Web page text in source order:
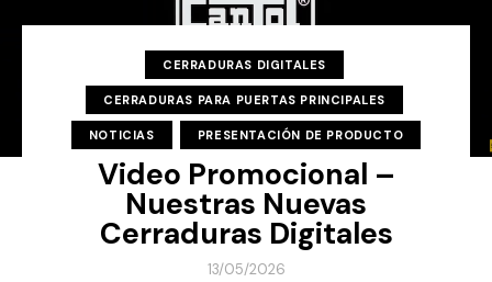
CERRADURAS DIGITALES
CERRADURAS PARA PUERTAS PRINCIPALES
NOTICIAS PRESENTACIÓN DE PRODUCTO
Video Promocional –
Nuestras Nuevas
Cerraduras Digitales
13/05/2026